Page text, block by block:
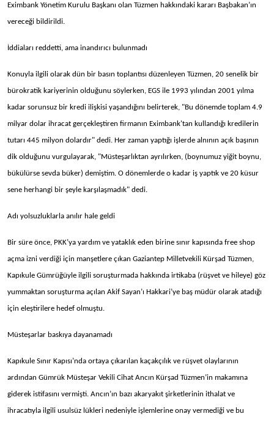
Eximbank Yönetim Kurulu Başkanı olan Tüzmen hakkındaki kararı Başbakan’ın
vereceği bildirildi.
İddiaları reddetti, ama inandırıcı bulunmadı
Konuyla ilgili olarak dün bir basın toplantısı düzenleyen Tüzmen, 20 senelik bir
bürokratik kariyerinin olduğunu söylerken, EGS ile 1993 yılından 2001 yılma
kadar sorunsuz bir kredi ilişkisi yaşandığını belirterek, "Bu dönemde toplam 4.9
milyar dolar ihracat gerçekleştiren firmanın Eximbank'tan kullandığı kredilerin
tutarı 445 milyon dolardır" dedi. Her zaman yaptığı işlerde alnının açık başının
dik olduğunu vurgulayarak, "Müsteşarlıktan ayrılırken, (boynumuz yiğit boynu,
bükülürse sevda büker) demiştim. O dönemlerde o kadar iş yaptık ve 20 küsur
sene herhangi bir şeyle karşılaşmadık" dedi.
Adı yolsuzluklarla anılır hale geldi
Bir süre önce, PKK’ya yardım ve yataklık eden birine sınır kapısında free shop
açma izni verdiği için manşetlere çıkan Gaziantep Milletvekili Kürşad Tüzmen,
Kapıkule Gümrüğüyle ilgili soruşturmada hakkında irtikaba (rüşvet ve hileye) göz
yummaktan soruşturma açılan Akif Sayan’ı Hakkari’ye baş müdür olarak atadığı
için eleştirilere hedef olmuştu.
Müsteşarlar baskıya dayanamadı
Kapıkule Sınır Kapısı’nda ortaya çıkarılan kaçakçılık ve rüşvet olaylarının
ardından Gümrük Müsteşar Vekili Cihat Ancın Kürşad Tüzmen’in makamına
giderek istifasını vermişti. Ancın’ın bazı akaryakıt şirketlerinin ithalat ve
ihracatıyla ilgili usulsüz lükleri nedeniyle işlemlerine onay vermediği ve bu